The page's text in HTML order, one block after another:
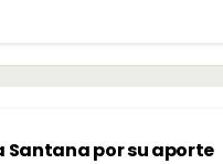
Santana por su aporte